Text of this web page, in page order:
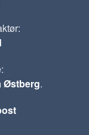
Østberg.